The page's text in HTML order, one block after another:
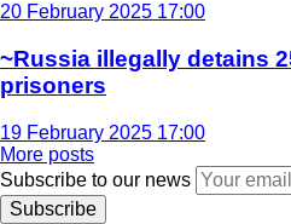
20 February 2025 17:00
~Russia illegally detains
prisoners
19 February 2025 17:00
More posts
Subscribe to our news
Subscribe